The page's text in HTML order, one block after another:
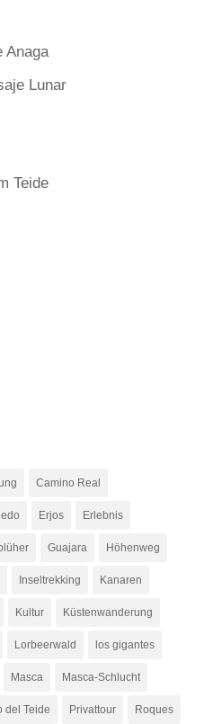
Anaga
Lunar
Teide
Camino Real
Erjos Erlebnis
Guajara Höhenweg
Inseltrekking Kanaren
Kultur Küstenwanderung
Lorbeerwald los gigantes
Masca Masca-Schlucht
del Teide Privattour Roques